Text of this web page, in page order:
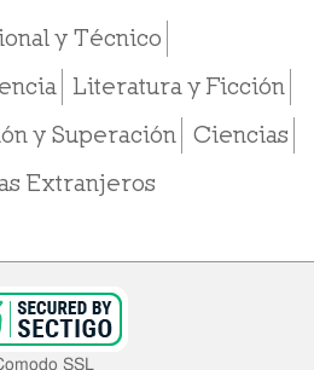
y Técnico
Literatura y Ficción
y Superación
Ciencias
Extranjeros
SSL